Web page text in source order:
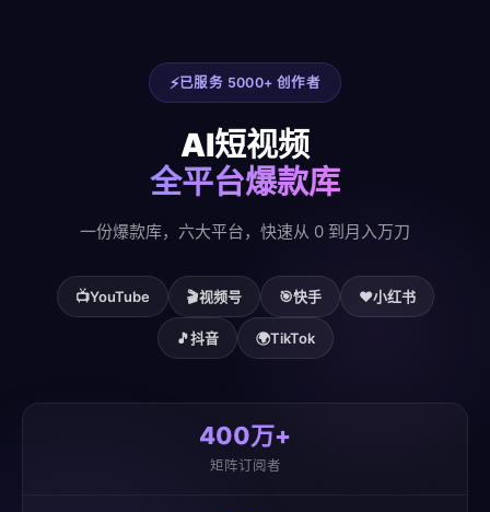
已服务 5000+ 创作者
AI短视频
全平台爆款库
一份爆款库，六大平台，快速从 0 到月入万刀
📺YouTube 🎬视频号 🎯快手 ❤️小红书
🎵抖音 🌍TikTok
400万+
矩阵订阅者